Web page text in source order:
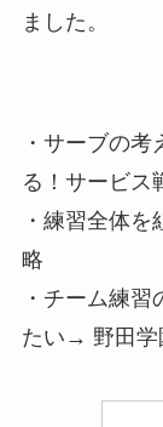
ました。
・サーブの
る！サービス
・練習全体
略
・チーム練
たい→ 野田学